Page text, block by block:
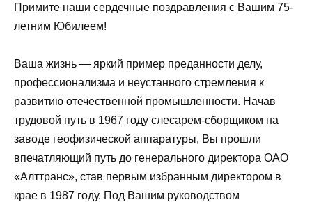
Примите наши сердечные поздравления с Вашим 75-
летним Юбилеем!
Ваша жизнь — яркий пример преданности делу,
профессионализма и неустанного стремления к
развитию отечественной промышленности. Начав
трудовой путь в 1967 году слесарем-сборщиком на
заводе геофизической аппаратуры, Вы прошли
впечатляющий путь до генерального директора ОАО
«Алттранс», став первым избранным директором в
крае в 1987 году. Под Вашим руководством